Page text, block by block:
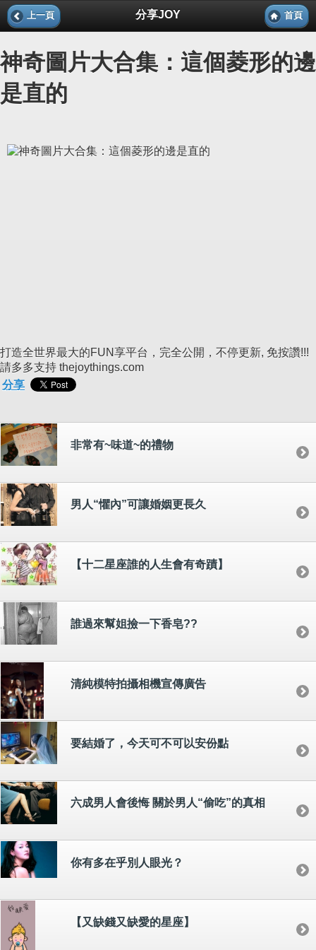
上一頁 分享JOY 首頁
神奇圖片大合集：這個菱形的邊
是直的
打造全世界最大的FUN享平台，完全公開，不停更新, 免按讚!!!
請多多支持 thejoythings.com
分享
非常有~味道~的禮物
男人“懼內”可讓婚姻更長久
【十二星座誰的人生會有奇蹟】
誰過來幫姐撿一下香皂??
清純模特拍攝相機宣傳廣告
要結婚了，今天可不可以安份點
六成男人會後悔 關於男人“偷吃”的真相
你有多在乎別人眼光？
【又缺錢又缺愛的星座】